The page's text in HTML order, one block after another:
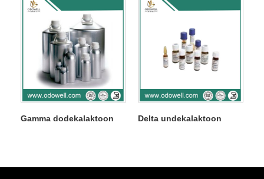
Gamma dodekalaktoon Delta undekalaktoon